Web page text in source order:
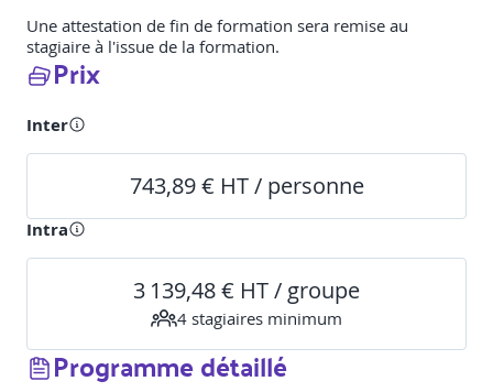
Une attestation de fin de formation sera remise au
stagiaire à l'issue de la formation.
Prix
Inter
743,89 € HT / personne
Intra
3 139,48 € HT / groupe
4 stagiaires minimum
Programme détaillé